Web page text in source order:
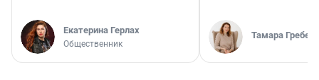
Екатерина Герлах
Общественник
Тамара